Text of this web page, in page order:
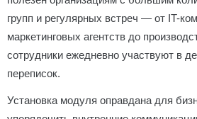
групп и регулярных встреч — от IT-
маркетинговых агентств до
сотрудники ежедневно участвуют в
переписок.
Установка модуля оправдана для